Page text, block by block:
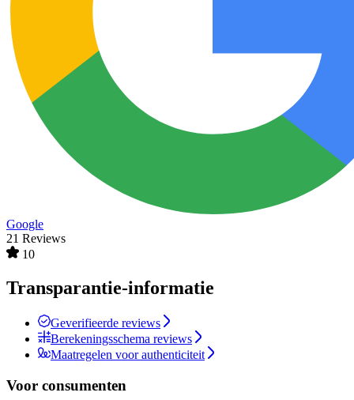
Google
21 Reviews
10
Transparantie-informatie
Geverifieerde reviews
Berekeningsschema reviews
Maatregelen voor authenticiteit
Voor consumenten